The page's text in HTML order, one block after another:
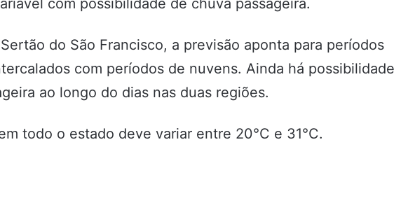
com possibilidade de chuva passageira.
do São Francisco, a previsão aponta para períodos
com períodos de nuvens. Ainda há possibilidade
ao longo do dias nas duas regiões.
todo o estado deve variar entre 20°C e 31°C.